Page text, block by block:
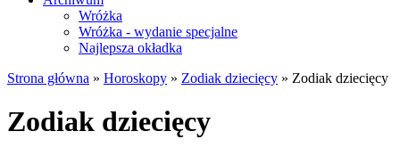
Wróżka
Wróżka - wydanie specjalne
Najlepsza okładka
Strona główna » Horoskopy » Zodiak dziecięcy » Zodiak dziecięcy
Zodiak dziecięcy